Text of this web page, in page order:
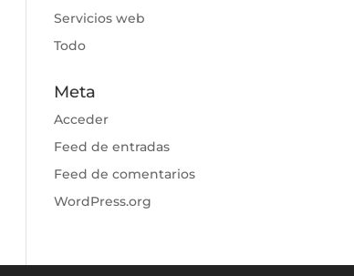
Servicios web
Todo
Meta
Acceder
Feed de entradas
Feed de comentarios
WordPress.org